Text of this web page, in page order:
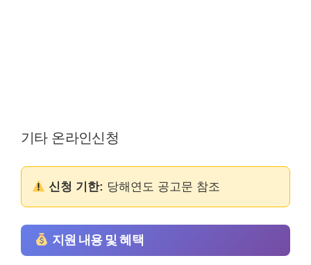
기타 온라인신청
신청 기한: 당해연도 공고문 참조
지원 내용 및 혜택